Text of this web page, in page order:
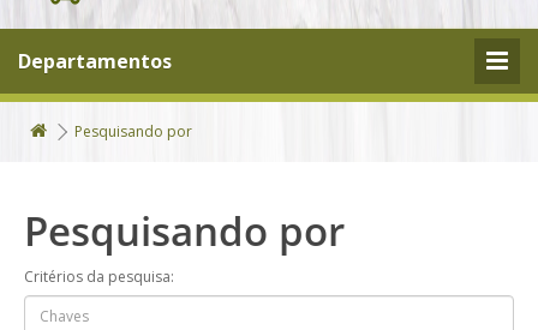
Departamentos
Pesquisando por
Pesquisando por
Critérios da pesquisa: